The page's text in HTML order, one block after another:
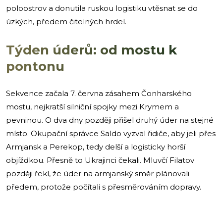
poloostrov a donutila ruskou logistiku vtěsnat se do
úzkých, předem čitelných hrdel.
Týden úderů: od mostu k
pontonu
Sekvence začala 7. června zásahem Čonharského
mostu, nejkratší silniční spojky mezi Krymem a
pevninou. O dva dny později přišel druhý úder na stejné
místo. Okupační správce Saldo vyzval řidiče, aby jeli přes
Armjansk a Perekop, tedy delší a logisticky horší
objížďkou. Přesně to Ukrajinci čekali. Mluvčí Filatov
později řekl, že úder na armjanský směr plánovali
předem, protože počítali s přesměrováním dopravy.